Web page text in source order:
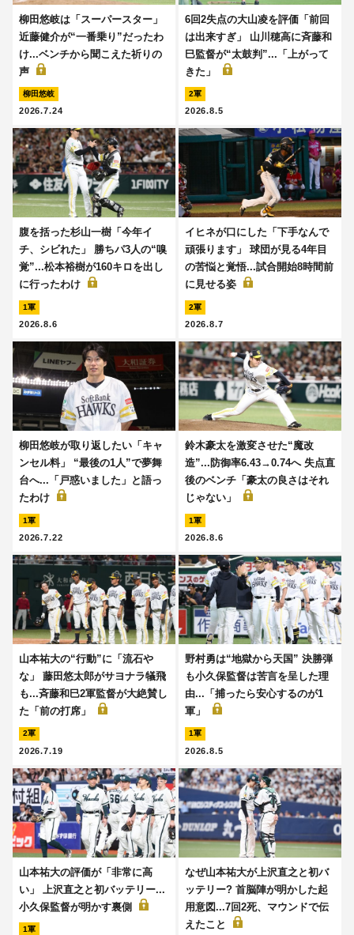
柳田悠岐は「スーパースター」
近藤健介が“一番乗り”だったわ
け...ベンチから聞こえた祈りの
声
柳田悠岐
2026.7.24
6回2失点の大山凌を評価「前回
は出来すぎ」 山川穂高に斉藤和
巳監督が“太鼓判”...「上がって
きた」
2軍
2026.8.5
腹を括った杉山一樹「今年イ
チ、シビれた」 勝ちパ3人の“嗅
覚”...松本裕樹が160キロを出し
に行ったわけ
1軍
2026.8.6
イヒネが口にした「下手なんで
頑張ります」 球団が見る4年目
の苦悩と覚悟...試合開始8時間前
に見せる姿
2軍
2026.8.7
柳田悠岐が取り返したい「キャ
ンセル料」 “最後の1人”で夢舞
台へ...「戸惑いました」と語っ
たわけ
1軍
2026.7.22
鈴木豪太を激変させた“魔改
造”...防御率6.43→0.74へ 失点直
後のベンチ「豪太の良さはそれ
じゃない」
1軍
2026.8.6
山本祐大の“行動”に「流石や
な」 藤田悠太郎がサヨナラ犠飛
も...斉藤和巳2軍監督が大絶賛し
た「前の打席」
2軍
2026.7.19
野村勇は“地獄から天国” 決勝弾
も小久保監督は苦言を呈した理
由...「捕ったら安心するのが1
軍」
1軍
2026.8.5
山本祐大の評価が「非常に高
い」 上沢直之と初バッテリー...
小久保監督が明かす裏側
1軍
なぜ山本祐大が上沢直之と初バ
ッテリー? 首脳陣が明かした起
用意図...7回2死、マウンドで伝
えたこと